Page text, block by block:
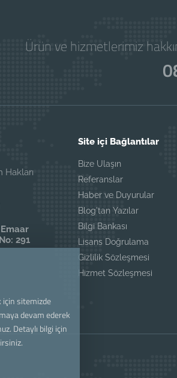
Ürün ve hizmetlerimiz
291
Site içi Bağlantılar
Bize Ulaşın
Referanslar
Haber ve Duyurular
Blog'tan Yazılar
Bilgi Bankası
Lisans Doğrulama
Gizlilik Sözleşmesi
Hizmet Sözleşmesi
için sitemizde
devam ederek
Detaylı bilgi için